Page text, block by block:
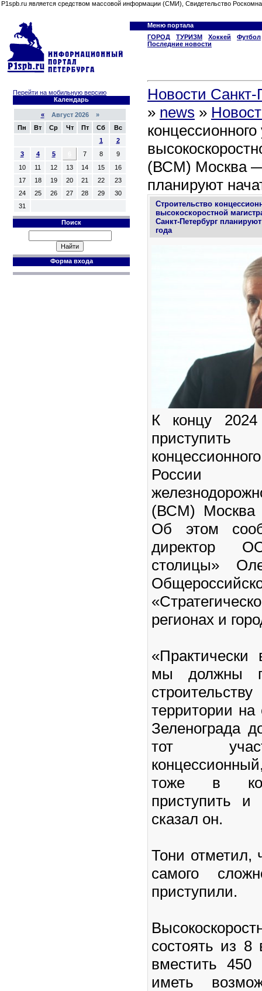
P1spb.ru является средством массовой информации (СМИ), Свидетельство
Меню портала
ГОРОД
ТУРИЗМ Хоккей
Футбол
Последние новости
Перейти на мобильную версию
Календарь
«Август 2026 »
Пн
Вт Ср Чт Пт Сб
Вс
1
2
3
4 5 7 8
9
10
11 12 13 14 15
16
17
18 19 20 21 22
23
24
25 26 27 28 29
30
31
Поиск
Форма входа
Новости Санкт-
» news »
концессионного
(ВСМ) Москва —
планируют
Строительство
высокоскоростной
Санкт-Петербург
года
К концу 2024
приступить
России
(ВСМ) Москва
Об этом
директор
столицы»
регионах и
«Практически
мы должны
территории на
Зеленограда
тот
тоже в
приступить
сказал он.
Тони отметил,
самого
приступили.
состоять из 8
вместить 450
иметь